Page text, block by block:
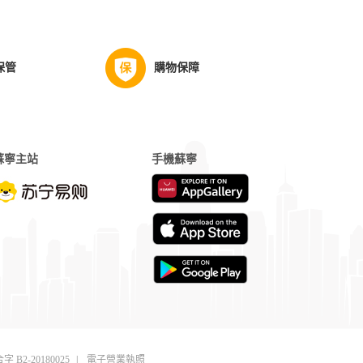
管 購物保障
寧主站 手機蘇寧
字 B2-20180025 電子營業執照